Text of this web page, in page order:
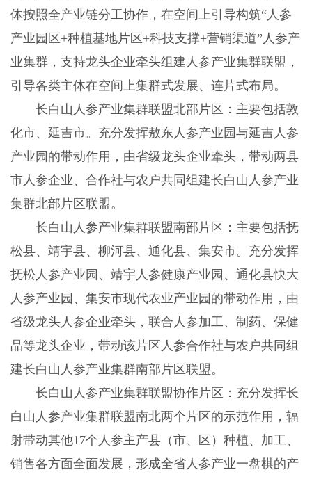
体按照全产业链分工协作，在空间上引导构筑“人参
产业园区+种植基地片区+科技支撑+营销渠道”人参产
业集群，支持龙头企业牵头组建人参产业集群联盟，
引导各类主体在空间上集群式发展、连片式布局。
长白山人参产业集群联盟北部片区：主要包括敦
化市、延吉市。充分发挥敖东人参产业园与延吉人参
产业园的带动作用，由省级龙头企业牵头，带动两县
市人参企业、合作社与农户共同组建长白山人参产业
集群北部片区联盟。
长白山人参产业集群联盟南部片区：主要包括抚
松县、靖宇县、柳河县、通化县、集安市。充分发挥
抚松人参产业园、靖宇人参健康产业园、通化县快大
人参产业园、集安市现代农业产业园的带动作用，由
省级龙头人参企业牵头，联合人参加工、制药、保健
品等龙头企业，带动该片区人参合作社与农户共同组
建长白山人参产业集群南部片区联盟。
长白山人参产业集群联盟协作片区：充分发挥长
白山人参产业集群联盟南北两个片区的示范作用，辐
射带动其他17个人参主产县（市、区）种植、加工、
销售各方面全面发展，形成全省人参产业一盘棋的产